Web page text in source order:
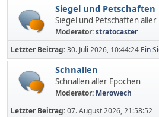
Siegel und Petschaften
Siegel und Petschaften aller
Moderator:stratocaster
Letzter Beitrag:30. Juli 2026, 10:44:24 Ein
Schnallen
Schnallen aller Epochen
Moderator: Merowech
Letzter Beitrag:07. August 2026, 21:58:52